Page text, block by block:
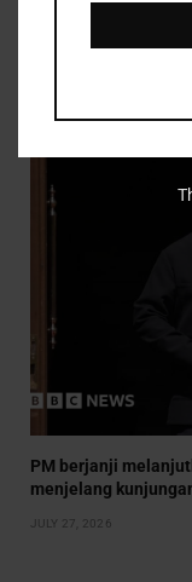
Presenter TV dan
PM berjanji
menjelang
JULY 27, 2026